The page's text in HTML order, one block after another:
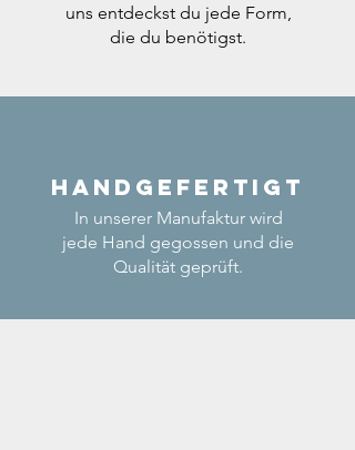
uns entdeckst du jede Form,
die du benötigst.
Handgefertigt
In unserer Manufaktur wird
jede Hand gegossen und die
Qualität geprüft.